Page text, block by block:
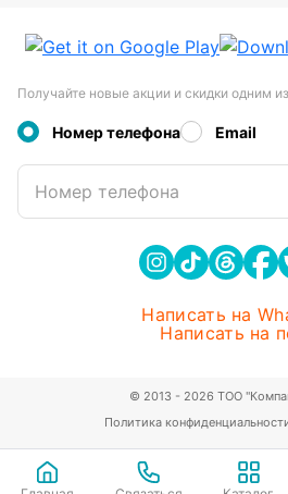
Получайте новые акции и скидки одним
Номер телефона Email
Номер телефона
Написать на
Написать на
Политика
© 2013 - 2026 ТОО